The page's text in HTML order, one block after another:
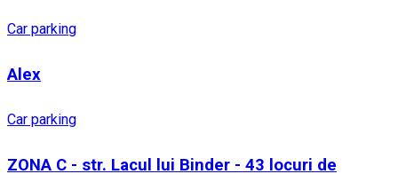
Car parking
Alex
Car parking
ZONA C - str. Lacul lui Binder - 43 locuri de